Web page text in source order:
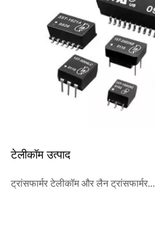
टेलीकॉम उत्पाद
ट्रांसफार्मर टेलीकॉम और लैन ट्रांसफार्मर...